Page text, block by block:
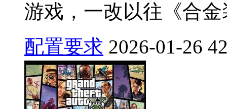
游戏，一改以往《合
配置要求 2026-01-26